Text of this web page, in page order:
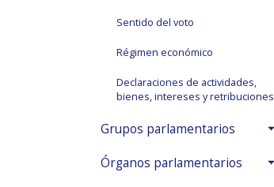
Sentido del voto
Régimen económico
Declaraciones de actividades,
bienes, intereses y retribuciones
Grupos parlamentarios
Órganos parlamentarios